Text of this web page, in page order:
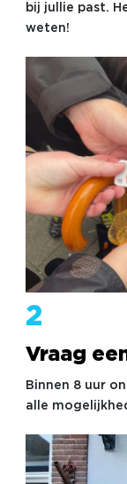
bij jullie past.
weten!
2
Vraag
Binnen 8 uur
alle